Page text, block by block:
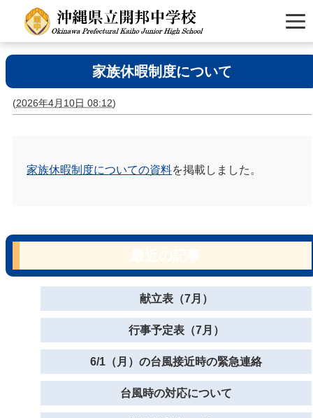
家族休暇制度について
(2026年4月10日 08:12)
家族休暇制度についての資料を掲載しました。
献立表（7月）
行事予定表（7月）
6/1（月）の台風接近時の緊急連絡
台風時の対応について